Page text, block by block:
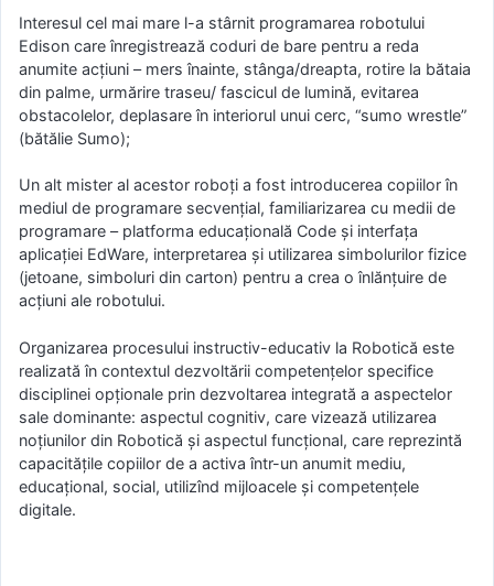
Interesul cel mai mare l-a stârnit programarea robotului
Edison care înregistrează coduri de bare pentru a reda
anumite acţiuni – mers înainte, stânga/dreapta, rotire la bătaia
din palme, urmărire traseu/ fascicul de lumină, evitarea
obstacolelor, deplasare în interiorul unui cerc, “sumo wrestle”
(bătălie Sumo);
Un alt mister al acestor roboți a fost introducerea copiilor în
mediul de programare secvenţial, familiarizarea cu medii de
programare – platforma educaţională Code şi interfaţa
aplicaţiei EdWare, interpretarea şi utilizarea simbolurilor fizice
(jetoane, simboluri din carton) pentru a crea o înlănţuire de
acţiuni ale robotului.
Organizarea procesului instructiv-educativ la Robotică este
realizată în contextul dezvoltării competenţelor specifice
disciplinei opționale prin dezvoltarea integrată a aspectelor
sale dominante: aspectul cognitiv, care vizează utilizarea
noţiunilor din Robotică și aspectul funcţional, care reprezintă
capacităţile copiilor de a activa într-un anumit mediu,
educaţional, social, utilizînd mijloacele și competențele
digitale.